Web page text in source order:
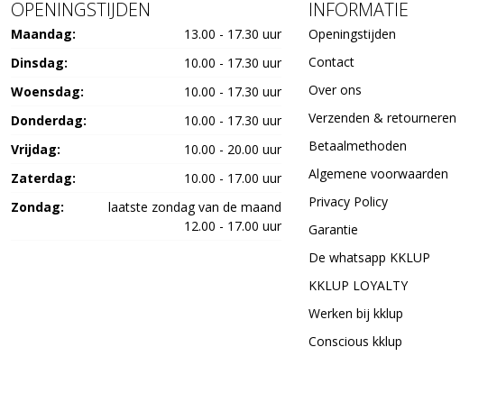
OPENINGSTIJDEN
Maandag:
13.00 - 17.30 uur
Dinsdag:
10.00 - 17.30 uur
Woensdag:
10.00 - 17.30 uur
Donderdag:
10.00 - 17.30 uur
Vrijdag:
10.00 - 20.00 uur
Zaterdag:
10.00 - 17.00 uur
Zondag:
laatste zondag van de maand
12.00 - 17.00 uur
INFORMATIE
Openingstijden
Contact
Over ons
Verzenden & retourneren
Betaalmethoden
Algemene voorwaarden
Privacy Policy
Garantie
De whatsapp KKLUP
KKLUP LOYALTY
Werken bij kklup
Conscious kklup